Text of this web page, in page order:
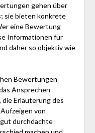
gehen über
sie bieten konkrete
eine Bewertung
Informationen für
daher so objektiv wie
Bewertungen
Ansprechen
Erläuterung des
von
durchdachte